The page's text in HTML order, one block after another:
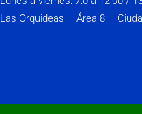
Las Orquideas – Área 8 –